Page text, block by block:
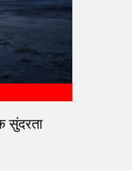
सुंदरता